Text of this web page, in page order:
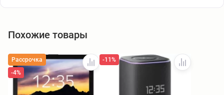
Похожие товары
Рассрочка
-4%
-11%